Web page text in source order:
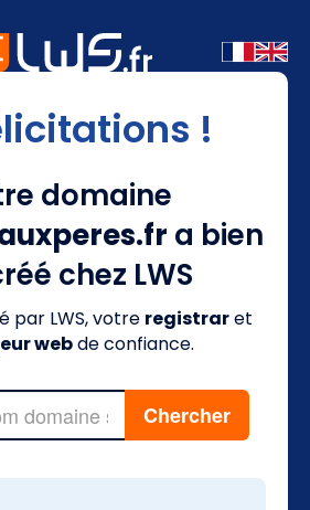
!
domaine
a bien
chez LWS
par LWS, votre registraret
webde confiance.